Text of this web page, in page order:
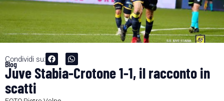
Condividi su:
Blog
Juve Stabia-Crotone 1-1, il racconto in
scatti